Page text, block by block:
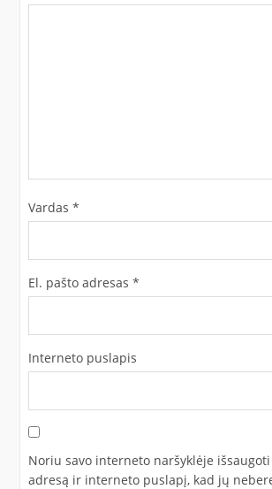
Vardas *
El. pašto adresas *
Interneto puslapis
Noriu savo interneto naršyklėje
adresą ir interneto puslapį, kad jų